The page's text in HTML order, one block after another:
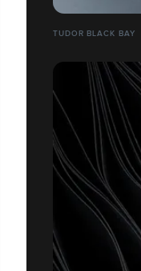
TUDOR BLACK BAY